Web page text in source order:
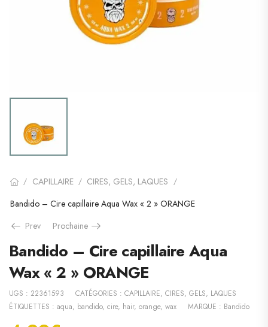
/ CAPILLAIRE / CIRES, GELS, LAQUES /
Bandido – Cire capillaire Aqua Wax « 2 » ORANGE
Prev
Prochaine
Bandido – Cire capillaire Aqua
Wax « 2 » ORANGE
UGS : 22361593 CATÉGORIES : CAPILLAIRE, CIRES, GELS, LAQUES
ÉTIQUETTES : aqua, bandido, cire, hair, orange, wax MARQUE : Bandido